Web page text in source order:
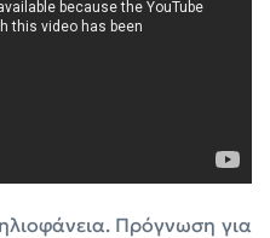
Πρόγνωση για